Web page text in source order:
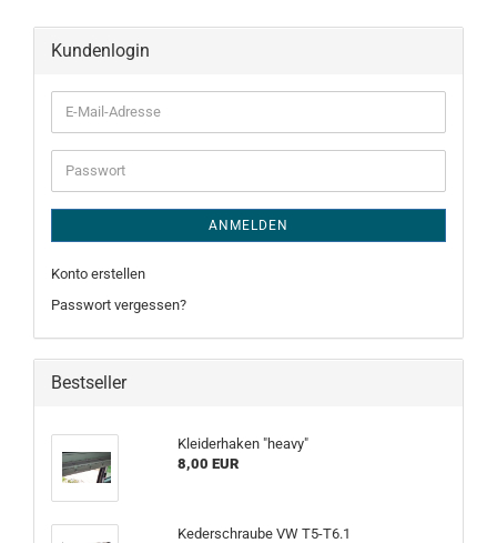
Kundenlogin
E-
Mail-
Adresse
Passwort
ANMELDEN
Konto erstellen
Passwort vergessen?
Bestseller
Kleiderhaken "heavy"
8,00 EUR
Kederschraube VW T5-T6.1